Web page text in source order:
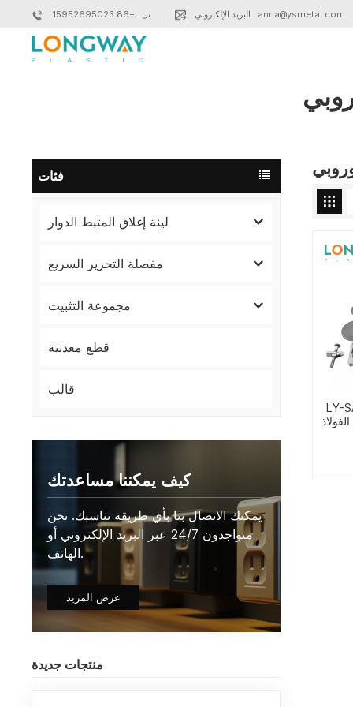
تل : +86 15952695023 البريد الإلكتروني : anna@ysmetal.com
فئات
لينة إغلاق المثبط الدوار
مفصلة التحرير السريع
مجموعة التثبيت
قطع معدنية
قالب
كيف يمكننا مساعدتك
يمكنك الاتصال بنا بأي طريقة تناسبك. نحن
متواجدون 24/7 عبر البريد الإلكتروني أو
الهاتف.
عرض المزيد
منتجات جديدة
LY-